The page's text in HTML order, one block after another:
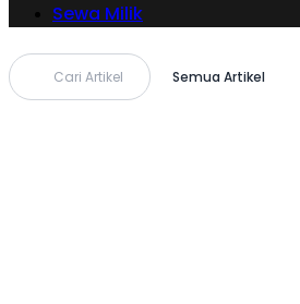
Sewa Milik
Cari Artikel Semua Artikel